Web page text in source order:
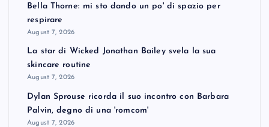
Bella Thorne: mi sto dando un po' di spazio per
respirare
August 7, 2026
La star di Wicked Jonathan Bailey svela la sua
skincare routine
August 7, 2026
Dylan Sprouse ricorda il suo incontro con Barbara
Palvin, degno di una 'romcom'
August 7, 2026